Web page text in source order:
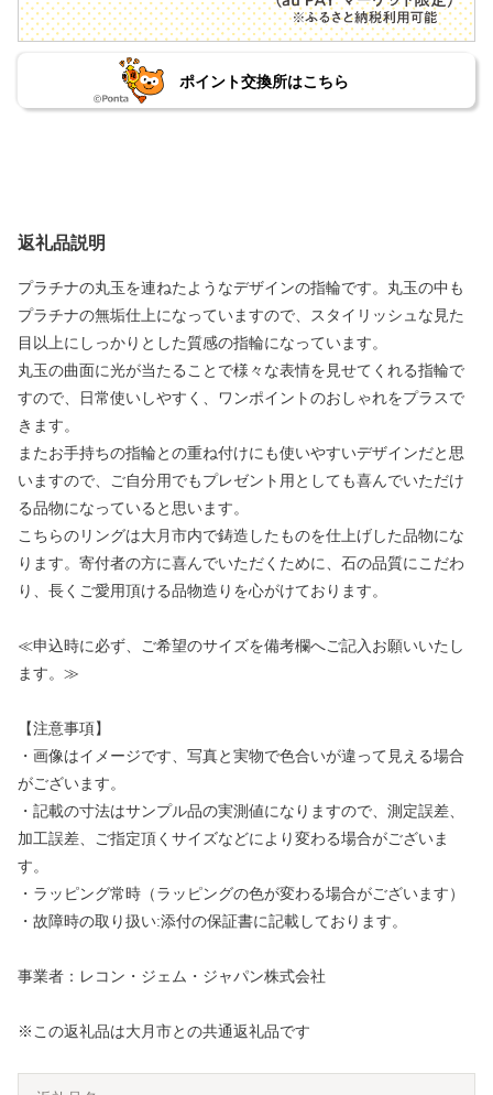
ポイント交換所はこちら
返礼品説明
プラチナの丸玉を連ねたようなデザインの指輪です。丸玉の中も
プラチナの無垢仕上になっていますので、スタイリッシュな見た
目以上にしっかりとした質感の指輪になっています。
丸玉の曲面に光が当たることで様々な表情を見せてくれる指輪で
すので、日常使いしやすく、ワンポイントのおしゃれをプラスで
きます。
またお手持ちの指輪との重ね付けにも使いやすいデザインだと思
いますので、ご自分用でもプレゼント用としても喜んでいただけ
る品物になっていると思います。
こちらのリングは大月市内で鋳造したものを仕上げした品物にな
ります。寄付者の方に喜んでいただくために、石の品質にこだわ
り、長くご愛用頂ける品物造りを心がけております。
≪申込時に必ず、ご希望のサイズを備考欄へご記入お願いいたし
ます。≫
【注意事項】
・画像はイメージです、写真と実物で色合いが違って見える場合
がございます。
・記載の寸法はサンプル品の実測値になりますので、測定誤差、
加工誤差、ご指定頂くサイズなどにより変わる場合がございま
す。
・ラッピング常時（ラッピングの色が変わる場合がございます）
・故障時の取り扱い:添付の保証書に記載しております。
事業者：レコン・ジェム・ジャパン株式会社
※この返礼品は大月市との共通返礼品です